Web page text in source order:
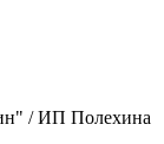
/ ИП Полехина